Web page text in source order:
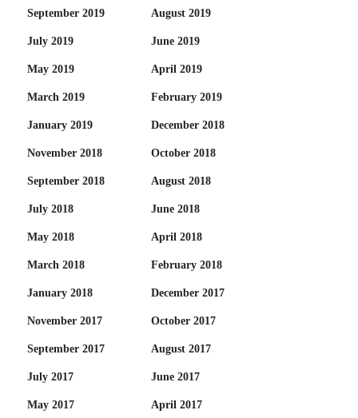
September 2019 August 2019
July 2019 June 2019
May 2019 April 2019
March 2019 February 2019
January 2019 December 2018
November 2018 October 2018
September 2018 August 2018
July 2018 June 2018
May 2018 April 2018
March 2018 February 2018
January 2018 December 2017
November 2017 October 2017
September 2017 August 2017
July 2017 June 2017
May 2017 April 2017